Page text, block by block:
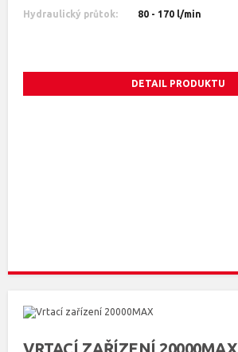
Hydraulický průtok: 80 - 170 l/min
DETAIL PRODUKTU